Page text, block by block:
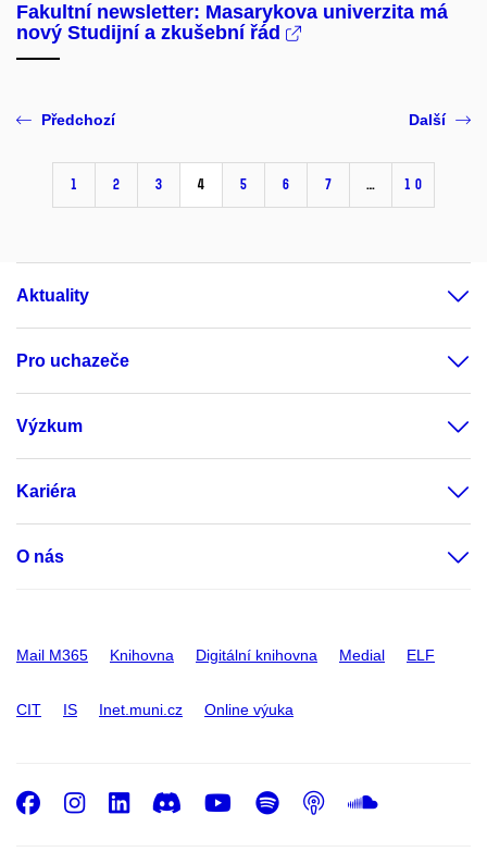
Fakultní newsletter: Masarykova univerzita má
nový Studijní a zkušební řád
Předchozí
1 2 3 4 5 6 7 … 10
Další
Aktuality
Pro uchazeče
Výzkum
Kariéra
O nás
Mail M365 Knihovna Digitální knihovna Medial ELF
CIT IS Inet.muni.cz Online výuka
Facebook
Instagram
LinkedIn
DiscordYoutube
Spotify
Podcast